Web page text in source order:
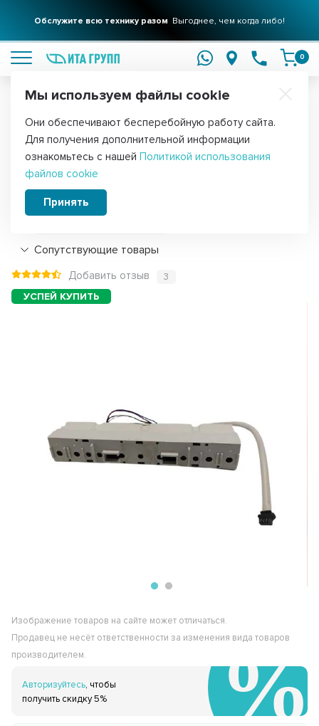
Обслужите всю технику разом Выгоднее, чем когда либо!
0
Главная Запчасти для холодильников Аксессуары для
Модуль холодильника Бирюса 149
(0149410000), 149409, 149410
Подробнее
Сопутствующие товары
Добавить отзыв 3
Изображение товаров на сайте может отличаться.
Продавец не несёт ответственности за изменения вида товаров
производителем.
Авторизуйтесь, чтобы
получить скидку 5%
Мы используем файлы cookie
Они обеспечивают бесперебойную работу сайта.
Для получения дополнительной информации
ознакомьтесь с нашей Политикой использования
файлов cookie
Принять